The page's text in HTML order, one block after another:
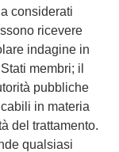
considerati
ricevere
indagine in
membri; il
pubbliche
in materia
del trattamento.
qualsiasi